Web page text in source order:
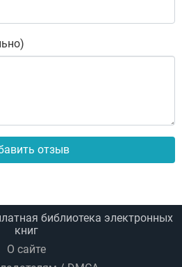
отзыв
библиотека электронных
книг
О сайте